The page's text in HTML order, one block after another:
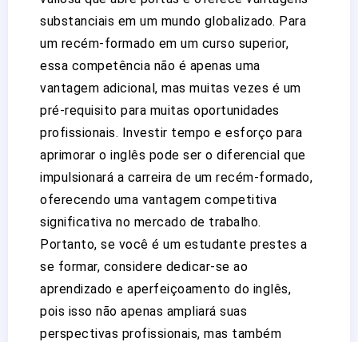
substanciais em um mundo globalizado. Para
um recém-formado em um curso superior,
essa competência não é apenas uma
vantagem adicional, mas muitas vezes é um
pré-requisito para muitas oportunidades
profissionais. Investir tempo e esforço para
aprimorar o inglês pode ser o diferencial que
impulsionará a carreira de um recém-formado,
oferecendo uma vantagem competitiva
significativa no mercado de trabalho.
Portanto, se você é um estudante prestes a
se formar, considere dedicar-se ao
aprendizado e aperfeiçoamento do inglês,
pois isso não apenas ampliará suas
perspectivas profissionais, mas também